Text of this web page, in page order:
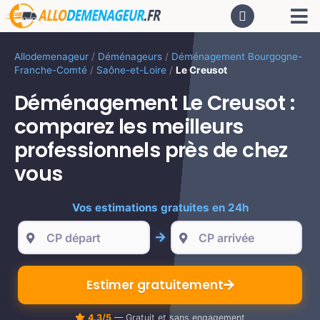
Passer
au
Allodemenageur / Déménageurs / Déménagement Bourgogne-
Franche-Comté / Saône-et-Loire / Le Creusot
Déménagement Le Creusot :
comparez les meilleurs
professionnels près de chez
vous
Vos estimations gratuites en 24h
Estimer gratuitement
4.3/5 — Gratuit et sans engagement